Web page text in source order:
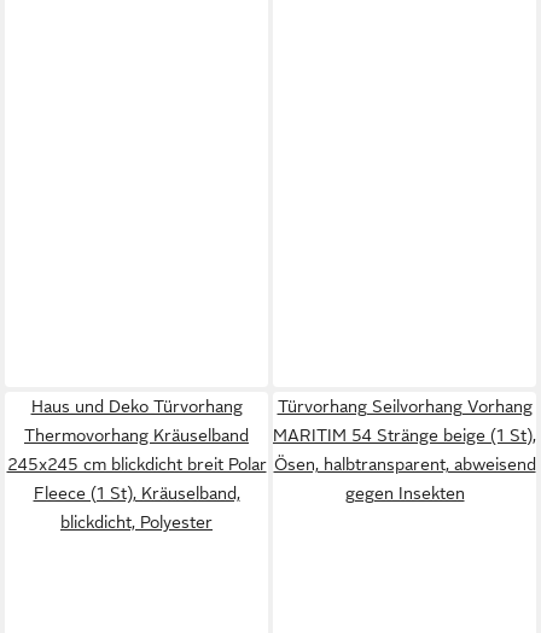
Haus und Deko Türvorhang
Thermovorhang Kräuselband
245x245 cm blickdicht breit Polar
Fleece (1 St), Kräuselband,
blickdicht, Polyester
Türvorhang Seilvorhang Vorhang
MARITIM 54 Stränge beige (1 St),
Ösen, halbtransparent, abweisend
gegen Insekten